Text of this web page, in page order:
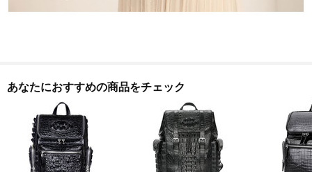
あなたにおすすめの商品をチェック